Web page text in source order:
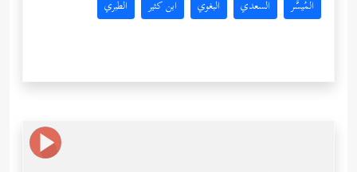
المُيسَّر السعدي البغوي ابن كثير الطبري